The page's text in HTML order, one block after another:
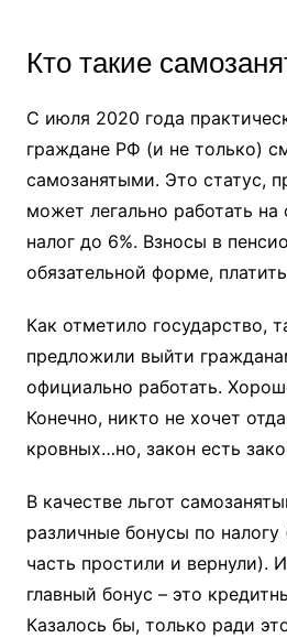
Кто такие
С июля 2020 года
граждане РФ (и не только)
самозанятыми. Это статус,
может легально работать на
налог до 6%. Взносы в
обязательной форме,
Как отметило государство,
предложили выйти
официально работать.
Конечно, никто не хочет
кровных…но, закон есть
В качестве льгот
различные бонусы по
часть простили и вернули).
главный бонус – это
Казалось бы, только ради